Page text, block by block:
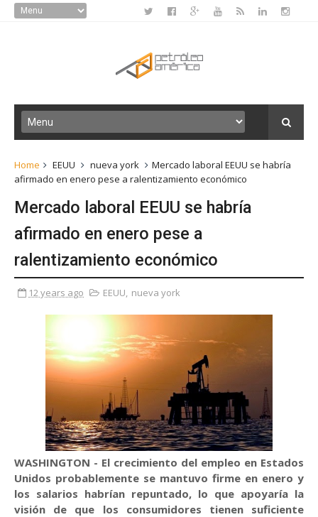
Home EEUU nueva york
Mercado laboral EEUU se habría
afirmado en enero pese a ralentizamiento económico
Mercado laboral EEUU se habría
afirmado en enero pese a
ralentizamiento económico
12 years ago EEUU, nueva york
WASHINGTON - El crecimiento del empleo en Estados
Unidos probablemente se mantuvo firme en enero y
los salarios habrían repuntado, lo que apoyaría la
visión de que los consumidores tienen suficiente